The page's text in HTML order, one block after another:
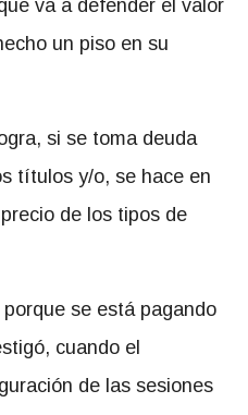
va a defender el valor
un piso en su
si se toma deuda
títulos y/o, se hace en
de los tipos de
se está pagando
cuando el
de las sesiones